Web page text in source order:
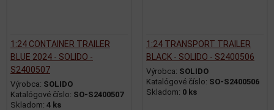
1:24 CONTAINER TRAILER
BLUE 2024 - SOLIDO -
S2400507
Výrobca: SOLIDO
Katalógové číslo: SO-S2400507
Skladom: 4 ks
1:24 TRANSPORT TRAILER
BLACK - SOLIDO - S2400506
Výrobca: SOLIDO
Katalógové číslo: SO-S2400506
Skladom: 0 ks